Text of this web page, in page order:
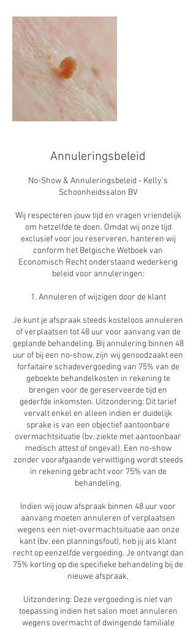
Annuleringsbeleid
No-Show & Annuleringsbeleid - Kelly's
Schoonheidssalon BV
Wij respecteren jouw tijd en vragen vriendelijk
om hetzelfde te doen. Omdat wij onze tijd
exclusief voor jou reserveren, hanteren wij
conform het Belgische Wetboek van
Economisch Recht onderstaand wederkerig
beleid voor annuleringen:
1. Annuleren of wijzigen door de klant
Je kunt je afspraak steeds kosteloos annuleren
of verplaatsen tot 48 uur voor aanvang van de
geplande behandeling. Bij annulering binnen 48
uur of bij een no-show, zijn wij genoodzaakt een
forfaitaire schadevergoeding van 75% van de
geboekte behandelkosten in rekening te
brengen voor de gereserveerde tijd en
gederfde inkomsten. Uitzondering: Dit tarief
vervalt enkel en alleen indien er duidelijk
sprake is van een objectief aantoonbare
overmachtsituatie (bv. ziekte met aantoonbaar
medisch attest of ongeval). Een no-show
zonder voorafgaande verwittiging wordt steeds
in rekening gebracht voor 75% van de
behandeling.
Indien wij jouw afspraak binnen 48 uur voor
aanvang moeten annuleren of verplaatsen
wegens een niet-overmachtsituatie aan onze
kant (bv. een planningsfout), heb jij als klant
recht op eenzelfde vergoeding. Je ontvangt dan
75% korting op die specifieke behandeling bij de
nieuwe afspraak.
Uitzondering: Deze vergoeding is niet van
toepassing indien het salon moet annuleren
wegens overmacht of dwingende familiale